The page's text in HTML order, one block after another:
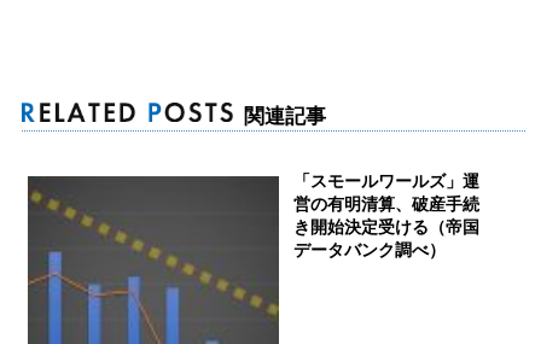
関連記事
「スモールワールズ」運
営の有明清算、破産手続
き開始決定受ける（帝国
データバンク調べ）